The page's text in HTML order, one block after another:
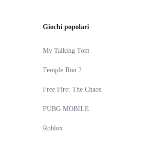
Giochi popolari
My Talking Tom
Temple Run 2
Free Fire: The Chaos
PUBG MOBILE
Roblox